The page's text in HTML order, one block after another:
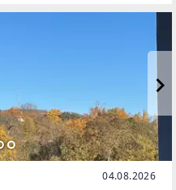
04.08.2026